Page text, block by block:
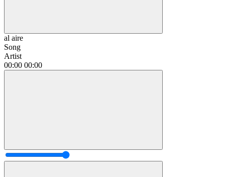
al aire
Song
Artist
00:00 00:00